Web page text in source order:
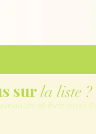
surla liste ?
et